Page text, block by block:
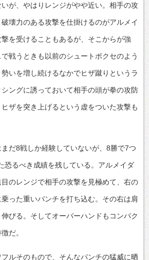
が、やはりレンジがやや近い。相手の攻
壊力のある攻撃を仕掛けるのがアルメイ
を受けることもあるが、そこからが強
戦うときも以前のシュートボクセのよう
いを増し続けるなかでヒザ蹴りというラ
ングに誘っておいて相手の頭が拳の攻防
ザを突き上げるという虚をついた攻撃も
だ8戦しか経験していないが、8勝で7つ
恐るべき成績を残している。アルメイダ
のレンジで相手の攻撃を見極めて、右の
った重いパンチを打ち込む。その右は肩
びる。そしてオーバーハンドもコンパク
だ。
ルそのもので、そんなパンチの猛威に晒